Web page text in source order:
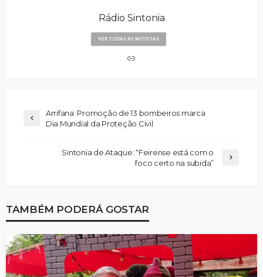
Rádio Sintonia
VER TODAS AS NOTÍCIAS
Arrifana: Promoção de 13 bombeiros marca
Dia Mundial da Proteção Civil
Sintonia de Ataque: “Feirense está com o
foco certo na subida”
TAMBÉM PODERÁ GOSTAR